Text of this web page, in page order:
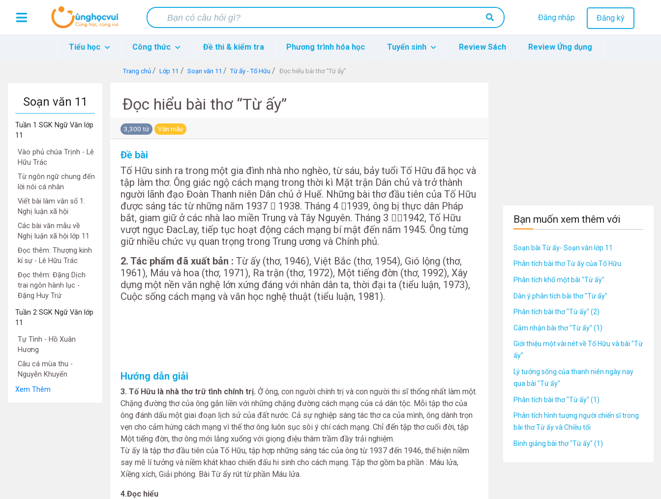
Đăng nhập Đăng ký
Tiểu học Công thức Đề thi & kiểm tra Phương trình hóa học Tuyển sinh Review Sách Review Ứng dụng
Trang chủ Lớp 11 Soạn văn 11 Từ ấy - Tố Hữu Đọc hiểu bài thơ “Từ ấy”
Soạn văn 11
Tuần 1 SGK Ngữ Văn lớp
11
Vào phủ chúa Trịnh - Lê
Hữu Trác
Từ ngôn ngữ chung đến
lời nói cá nhân
Viết bài làm văn số 1:
Nghị luận xã hội
Các bài văn mẫu về
Nghị luận xã hội lớp 11
Đọc thêm: Thượng kinh
kí sự - Lê Hữu Trác
Đọc thêm: Đặng Dịch
trai ngôn hành lục -
Đặng Huy Trứ
Tuần 2 SGK Ngữ Văn lớp
11
Tự Tình - Hồ Xuân
Hương
Câu cá mùa thu -
Nguyễn Khuyến
Xem Thêm
Đọc hiểu bài thơ “Từ ấy”
3,300 từ Văn mẫu
Đề bài
Tố Hữu sinh ra trong một gia đình nhà nho nghèo, từ sáu, bảy tuổi Tố Hữu đã học và
tập làm thơ. Ông giác ngộ cách mạng trong thời kì Mặt trận Dân chủ và trở thành
người lãnh đạo Đoàn Thanh niên Dân chủ ở Huế. Những bài thơ đầu tiên của Tố Hữu
được sáng tác từ những năm 1937  1938. Tháng 4 1939, ông bị thực dân Pháp
bắt, giam giữ ở các nhà lao miền Trung và Tây Nguyên. Tháng 3 1942, Tố Hữu
vượt ngục ĐacLay, tiếp tục hoạt động cách mạng bí mật đến năm 1945. Ông từng
giữ nhiều chức vụ quan trọng trong Trung ương và Chính phủ.
2. Tác phẩm đã xuất bản : Từ ấy (thơ, 1946), Việt Bắc (thơ, 1954), Gió lộng (thơ,
1961), Máu và hoa (thơ, 1971), Ra trận (thơ, 1972), Một tiếng đờn (thơ, 1992), Xây
dựng một nền văn nghệ lớn xứng đáng với nhân dân ta, thời đại ta (tiểu luận, 1973),
Cuộc sống cách mạng và văn học nghệ thuật (tiểu luận, 1981).
Hướng dẫn giải
3. Tố Hữu là nhà thơ trữ tình chính trị. Ở ông, con người chính trị và con người thi sĩ thống nhất làm một.
Chặng đường thơ của ông gắn liền với những chặng đường cách mạng của cả dân tộc. Mỗi tập thơ của
ông đánh dấu một giai đoạn lịch sử của đất nước. Cả sự nghiệp sáng tác thơ ca của mình, ông dành trọn
vẹn cho cảm hứng cách mạng vì thế thơ ông luôn sục sôi ý chí cách mạng. Chỉ đến tập thơ cuối đời, tập
Một tiếng đờn, thơ ông mới lắng xuống với giọng điệu thâm trầm đầy trải nghiệm.
Từ ấy là tập thơ đầu tiên của Tố Hữu, tập hợp những sáng tác của ông từ 1937 đến 1946, thể hiện niềm
say mê lí tưởng và niềm khát khao chiến đấu hi sinh cho cách mạng. Tập thơ gồm ba phần : Máu lửa,
Xiềng xích, Giải phóng. Bài Từ ấy rút từ phần Máu lửa.
4.Đọc hiểu
Bạn muốn xem thêm với
Soạn bài Từ ấy- Soạn văn lớp 11
Phân tích bài thơ Từ ấy của Tố Hữu
Phân tích khổ một bài "Từ ấy"
Dàn ý phân tích bài thơ "Từ ấy"
Phân tích bài thơ "Từ ấy" (2)
Cảm nhận bài thơ "Từ ấy" (1)
Giới thiệu một vài nét về Tố Hữu và bài "Từ
ấy"
Lý tưởng sống của thanh niên ngày nay
qua bài "Từ ấy"
Phân tích bài thơ "Từ ấy" (1)
Phân tích hình tượng người chiến sĩ trong
bài thơ Từ ấy và Chiều tối
Bình giảng bài thơ "Từ ấy" (1)